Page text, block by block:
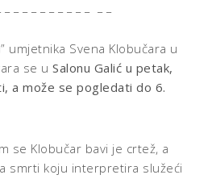
umjetnika Svena Klobučara u
se uSalonu Galić u petak,
a može se pogledati do 6.
se Klobučar bavi je crtež, a
smrti koju interpretira služeći